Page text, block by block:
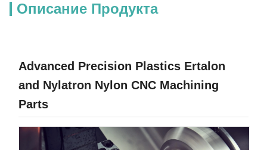
Описание Продукта
Advanced Precision Plastics Ertalon
and Nylatron Nylon CNC Machining
Parts